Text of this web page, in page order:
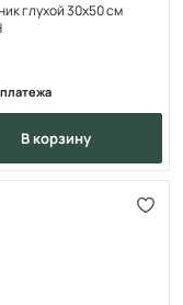
глухой 30х50 см
в корзину